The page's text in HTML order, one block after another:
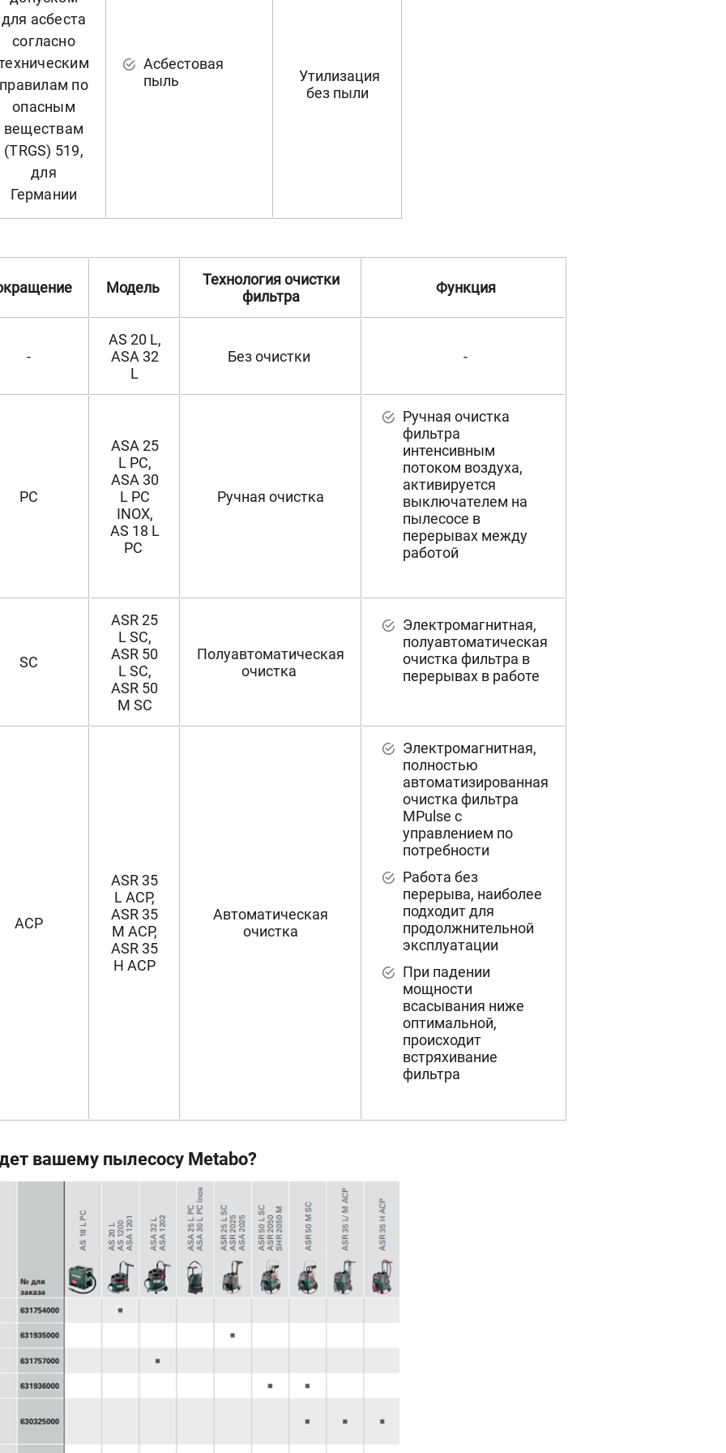
для асбеста
согласно
правилам по
опасным
веществам
(TRGS) 519,
для
Германии
Асбестовая
пыль
Утилизация
без пыли
Модель
Технология очистки
фильтра
Функция
-
AS 20 L,
ASA 32
L
Без очистки -
PC
ASA 25
L PC,
ASA 30
L PC
INOX,
AS 18 L
PC
Ручная очистка
Ручная очистка
фильтра
интенсивным
потоком воздуха,
активируется
выключателем на
пылесосе в
перерывах между
работой
SC
ASR 25
L SC,
ASR 50
L SC,
ASR 50
M SC
Полуавтоматическая
очистка
Электромагнитная,
полуавтоматическая
очистка фильтра в
перерывах в работе
ACP
ASR 35
L ACP,
ASR 35
M ACP,
ASR 35
H ACP
Автоматическая
очистка
Электромагнитная,
полностью
автоматизированная
очистка фильтра
MPulse с
управлением по
потребности
Работа без
перерыва, наиболее
подходит для
продолжнительной
эксплуатации
При падении
мощности
всасывания ниже
оптимальной,
происходит
встряхивание
фильтра
вашему пылесосу Metabo?